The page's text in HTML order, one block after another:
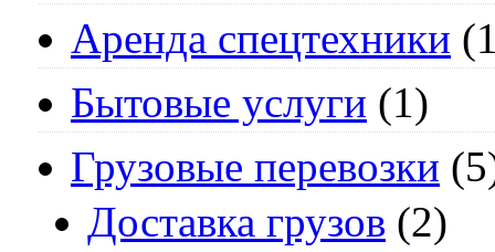
Аренда спецтехники
Бытовые услуги (1)
Грузовые перевозки
Доставка грузов (2)